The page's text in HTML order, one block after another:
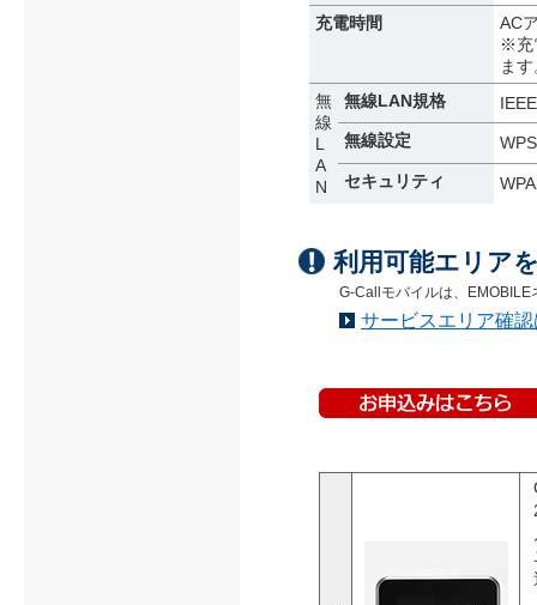
充電時間
AC
※充
ま
無
線
L
A
N
無線LAN規格
無線設定
セキュリティ
利用可能エリア
G-Callモバイルは、
サービスエリア確